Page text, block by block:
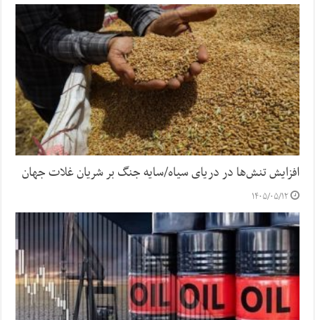
افزایش تنش‌ها در دریای سیاه/سایه جنگ بر شریان غلات جهان
۱۴۰۵/۰۵/۱۲